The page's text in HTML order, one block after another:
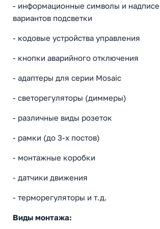
- информационные символы и
вариантов подсветки
- кодовые устройства управления
- кнопки аварийного отключения
- адаптеры для серии Mosaic
- светoрегуляторы (диммеры)
- различные виды розеток
- рамки (до 3-х постов)
- монтажные коробки
- датчики движения
- терморегуляторы и т.д.
Виды монтажа: